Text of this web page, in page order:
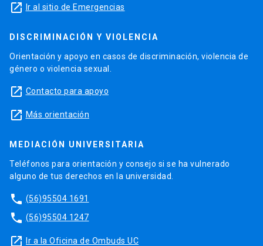
launch Ir al sitio de Emergencias
DISCRIMINACIÓN Y VIOLENCIA
Orientación y apoyo en casos de discriminación, violencia de
género o violencia sexual.
launch Contacto para apoyo
launch Más orientación
MEDIACIÓN UNIVERSITARIA
Teléfonos para orientación y consejo si se ha vulnerado
alguno de tus derechos en la universidad.
phone (56)95504 1691
phone (56)95504 1247
launch Ir a la Oficina de Ombuds UC